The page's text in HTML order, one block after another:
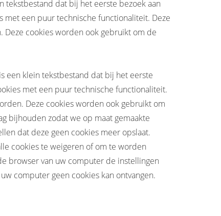
tekstbestand dat bij het eerste bezoek aan
een puur technische functionaliteit. Deze
cookies worden ook gebruikt om de
een klein tekstbestand dat bij het eerste
met een puur technische functionaliteit.
Deze cookies worden ook gebruikt om
bijhouden zodat we op maat gemaakte
dat deze geen cookies meer opslaat.
cookies te weigeren of om te worden
browser van uw computer de instellingen
computer geen cookies kan ontvangen.